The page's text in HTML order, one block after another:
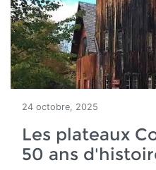
24 octobre, 2025
Les plateaux
50 ans